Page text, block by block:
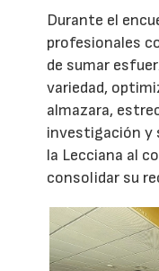
Durante el
profesionales
de sumar
variedad,
almazara,
investigación y
la Lecciana al
consolidar su